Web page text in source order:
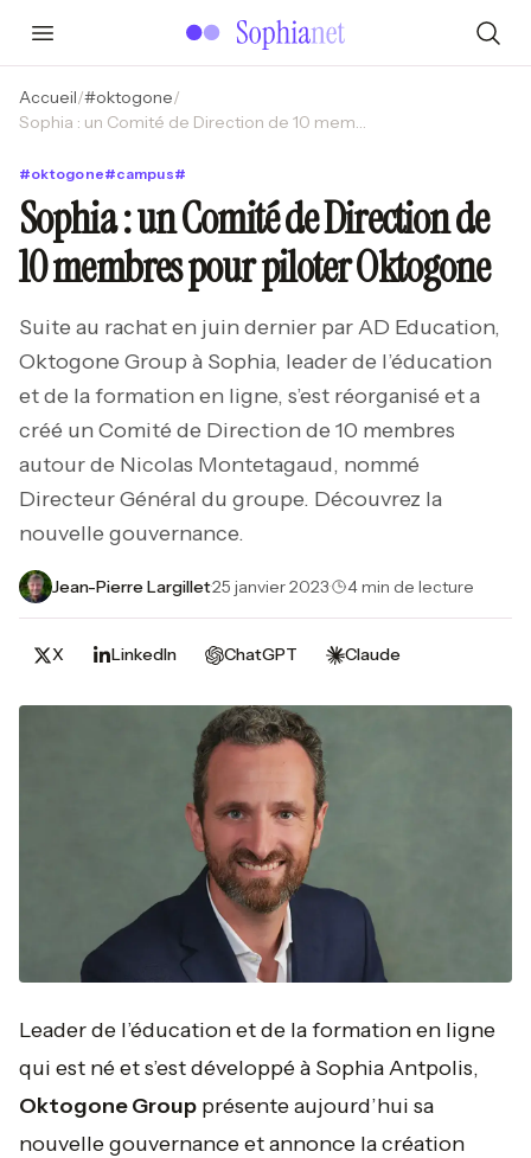
Accueil/#oktogone/
Sophia : un Comité de Direction de 10 membres pour piloter Oktogone
#oktogone#campus#
Sophia : un Comité de Direction de
10 membres pour piloter Oktogone
Suite au rachat en juin dernier par AD Education,
Oktogone Group à Sophia, leader de l’éducation
et de la formation en ligne, s’est réorganisé et a
créé un Comité de Direction de 10 membres
autour de Nicolas Montetagaud, nommé
Directeur Général du groupe. Découvrez la
nouvelle gouvernance.
Jean-Pierre Largillet·25 janvier 2023· 4 min de lecture
X LinkedIn ChatGPT Claude
Leader de l’éducation et de la formation en ligne
qui est né et s’est développé à Sophia Antpolis,
Oktogone Group présente aujourd’hui sa
nouvelle gouvernance et annonce la création